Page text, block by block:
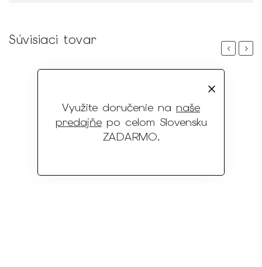
Využite doručenie na naše
predajňepo celom Slovensku
ZADARMO.
Súvisiaci tovar
PreviousNext